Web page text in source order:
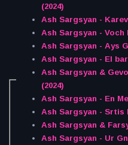
(2024)
Ash Sargsyan -
Ash Sargsyan - Voch
Ash Sargsyan - Ays
Ash Sargsyan - El
Ash Sargsyan &
(2024)
Ash Sargsyan - En
Ash Sargsyan - Srtis
Ash Sargsyan &
Ash Sargsyan - Ur